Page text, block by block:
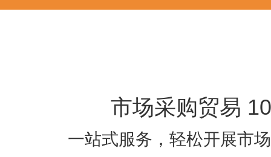
市场采购贸易
一站式服务，轻松开展市